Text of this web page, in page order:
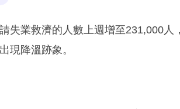
失業救濟的人數上週增至231,000人
現降溫跡象。